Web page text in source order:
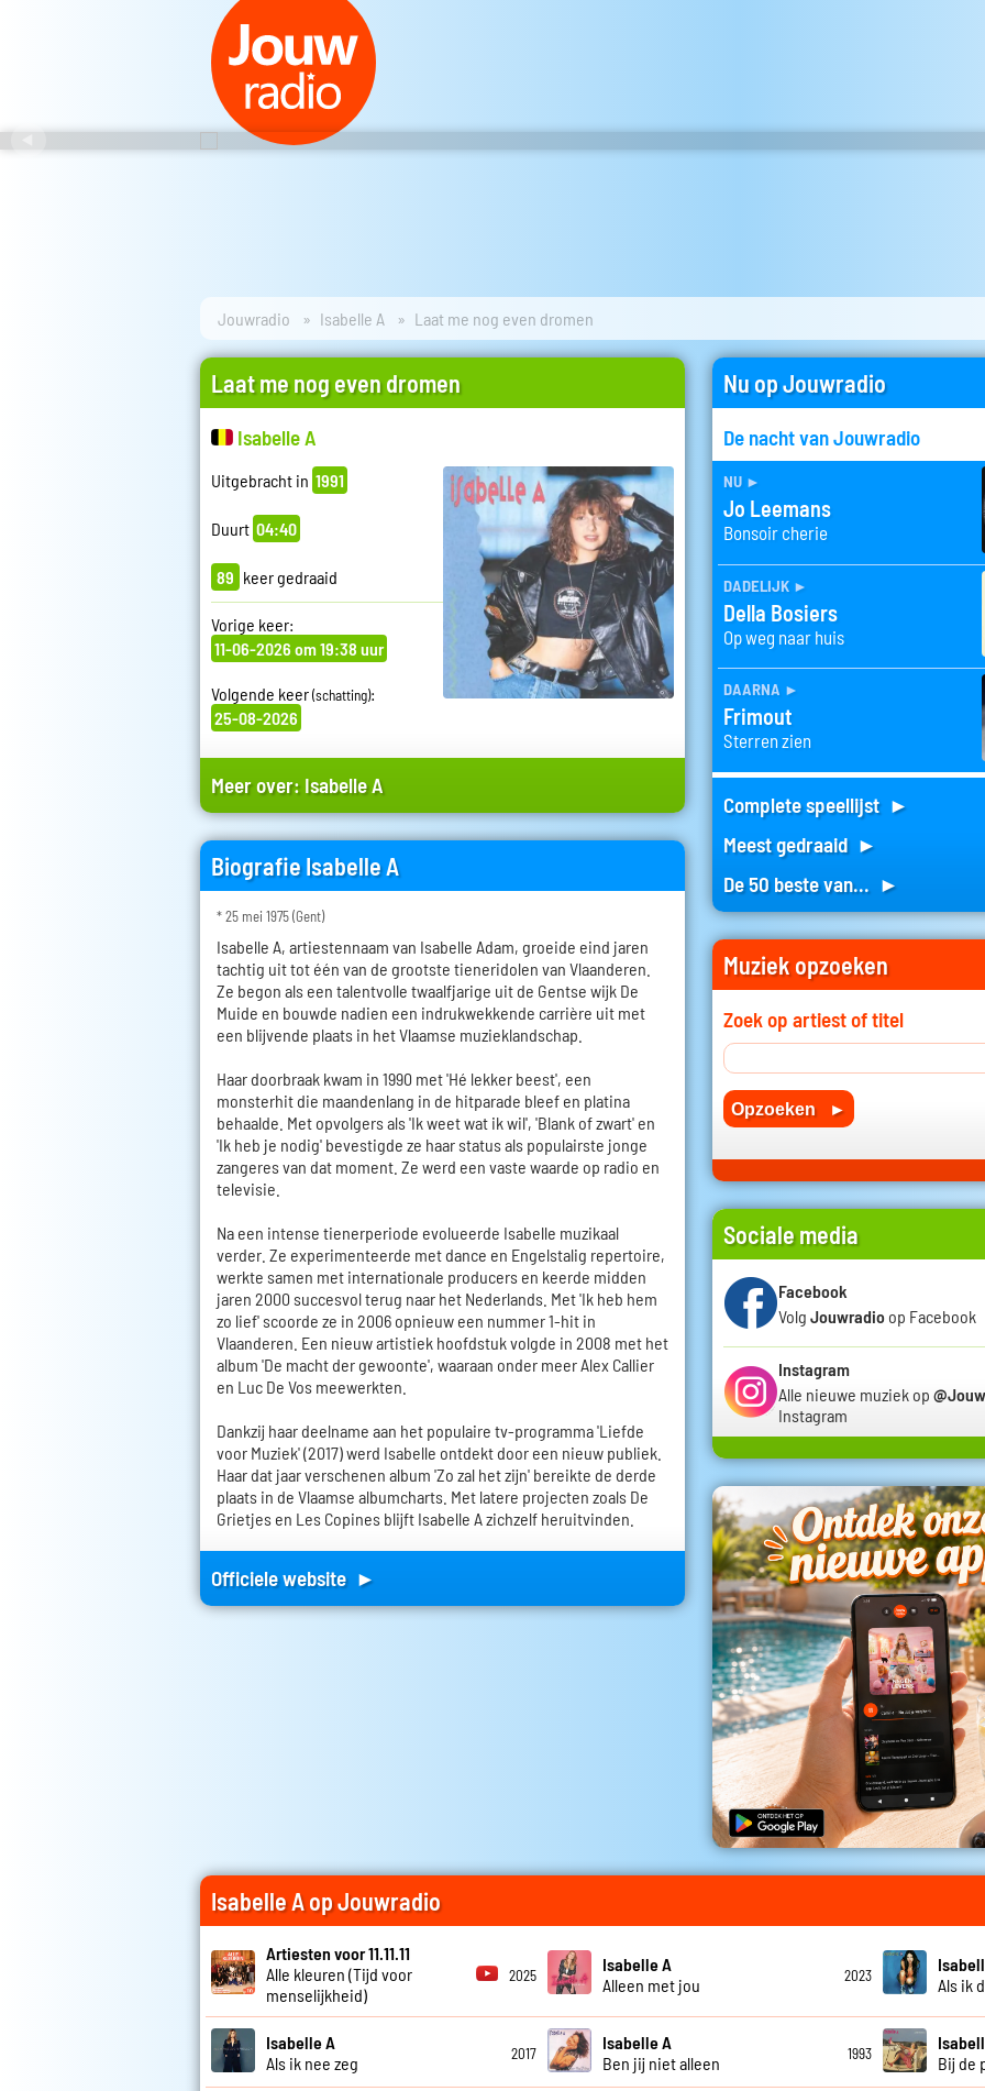
Jouwradio Isabelle A Laat me nog even dromen
Laat me nog even dromen
Isabelle A
Uitgebracht in 1991
Duurt 04:40
89 keer gedraaid
Vorige keer:
11-06-2026 om 19:38 uur
Volgende keer(schatting):
25-08-2026
Meer over: Isabelle A
Biografie Isabelle A
* 25 mei 1975 (Gent)
Isabelle A, artiestennaam van Isabelle Adam, groeide eind jaren
tachtig uit tot één van de grootste tieneridolen van Vlaanderen.
Ze begon als een talentvolle twaalfjarige uit de Gentse wijk De
Muide en bouwde nadien een indrukwekkende carrière uit met
een blijvende plaats in het Vlaamse muzieklandschap.
Haar doorbraak kwam in 1990 met 'Hé lekker beest', een
monsterhit die maandenlang in de hitparade bleef en platina
behaalde. Met opvolgers als 'Ik weet wat ik wil', 'Blank of zwart' en
'Ik heb je nodig' bevestigde ze haar status als populairste jonge
zangeres van dat moment. Ze werd een vaste waarde op radio en
televisie.
Na een intense tienerperiode evolueerde Isabelle muzikaal
verder. Ze experimenteerde met dance en Engelstalig repertoire,
werkte samen met internationale producers en keerde midden
jaren 2000 succesvol terug naar het Nederlands. Met 'Ik heb hem
zo lief' scoorde ze in 2006 opnieuw een nummer 1-hit in
Vlaanderen. Een nieuw artistiek hoofdstuk volgde in 2008 met het
album 'De macht der gewoonte', waaraan onder meer Alex Callier
en Luc De Vos meewerkten.
Dankzij haar deelname aan het populaire tv-programma 'Liefde
voor Muziek' (2017) werd Isabelle ontdekt door een nieuw publiek.
Haar dat jaar verschenen album 'Zo zal het zijn' bereikte de derde
plaats in de Vlaamse albumcharts. Met latere projecten zoals De
Grietjes en Les Copines blijft Isabelle A zichzelf heruitvinden.
Officiele website ►
Nu op Jouwradio
De nacht van Jouwradio
nu ►
Jo Leemans
Bonsoir cherie
dadelijk ►
Della Bosiers
Op weg naar huis
daarna ►
Frimout
Sterren zien
Complete speellijst ►
Meest gedraaid ►
De 50 beste van... ►
Muziek opzoeken
Zoek op artiest of titel
Sociale media
Facebook
Volg Jouwradio op Facebook
Instagram
Alle nieuwe muziek op
Instagram
Isabelle A op Jouwradio
Artiesten voor 11.11.11
Alle kleuren (Tijd voor
menselijkheid)
2025
Isabelle A
Alleen met jou
2023
Als ik
Isabelle A
Als ik nee zeg
2017
Isabelle A
Ben jij niet alleen
1993
Bij de